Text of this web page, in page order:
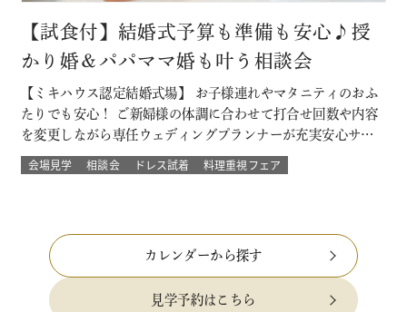
【試食付】結婚式予算も準備も安心♪授
かり婚＆パパママ婚も叶う相談会
【ミキハウス認定結婚式場】 お子様連れやマタニティのおふ
たりでも安心！ ご新婦様の体調に合わせて打合せ回数や内容
を変更しながら専任ウェディングプランナーが充実安心サポ
ート 授かり婚のカップルもパパママ婚のカップルが不安な部
分をすべて解消 必要なベビー用品やお部屋などもすべて結婚
会場見学 相談会 ドレス試着 料理重視フェア
カレンダーから探す
見学予約はこちら